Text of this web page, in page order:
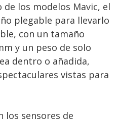
de los modelos Mavic, el
plegable para llevarlo
con un tamaño
y un peso de solo
dentro o añadida,
vistas para
los sensores de